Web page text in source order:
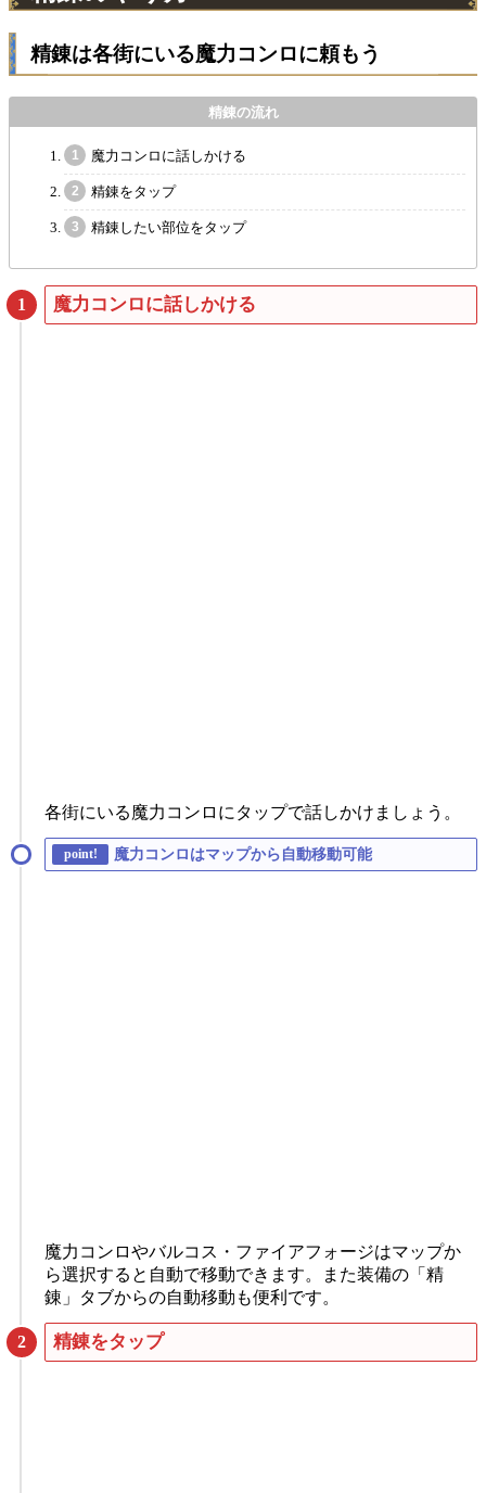
精錬は各街にいる魔力コンロに頼もう
精錬の流れ
魔力コンロに話しかける
精錬をタップ
精錬したい部位をタップ
魔力コンロに話しかける
各街にいる魔力コンロにタップで話しかけましょう。
魔力コンロはマップから自動移動可能
魔力コンロやバルコス・ファイアフォージはマップか
ら選択すると自動で移動できます。また装備の「精
錬」タブからの自動移動も便利です。
精錬をタップ